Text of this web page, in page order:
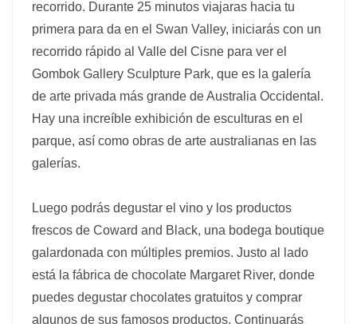
recorrido. Durante 25 minutos viajaras hacia tu
primera para da en el Swan Valley, iniciarás con un
recorrido rápido al Valle del Cisne para ver el
Gombok Gallery Sculpture Park, que es la galería
de arte privada más grande de Australia Occidental.
Hay una increíble exhibición de esculturas en el
parque, así como obras de arte australianas en las
galerías.
Luego podrás degustar el vino y los productos
frescos de Coward and Black, una bodega boutique
galardonada con múltiples premios. Justo al lado
está la fábrica de chocolate Margaret River, donde
puedes degustar chocolates gratuitos y comprar
algunos de sus famosos productos. Continuarás